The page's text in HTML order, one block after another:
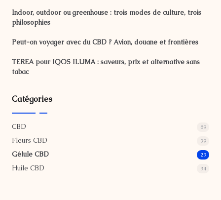
Indoor, outdoor ou greenhouse : trois modes de culture, trois
philosophies
Peut-on voyager avec du CBD ? Avion, douane et frontières
TEREA pour IQOS ILUMA : saveurs, prix et alternative sans
tabac
Catégories
CBD 89
Fleurs CBD 39
Gélule CBD 23
Huile CBD 34